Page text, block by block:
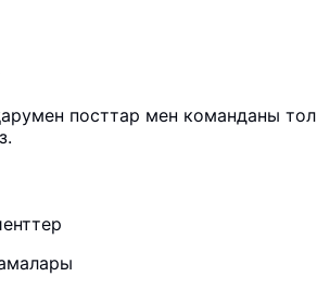
посттар мен команданы